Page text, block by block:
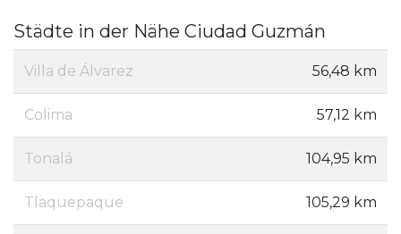
Städte in der Nähe Ciudad Guzmán
Villa de Álvarez 56,48 km
Colima 57,12 km
Tonalá 104,95 km
Tlaquepaque 105,29 km